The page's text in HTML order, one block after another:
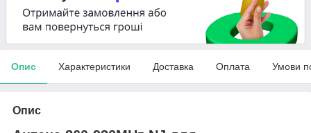
Опис Характеристики Доставка Оплата Умови
Опис